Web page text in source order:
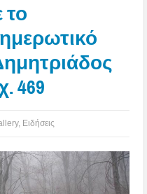
469
, Ειδήσεις